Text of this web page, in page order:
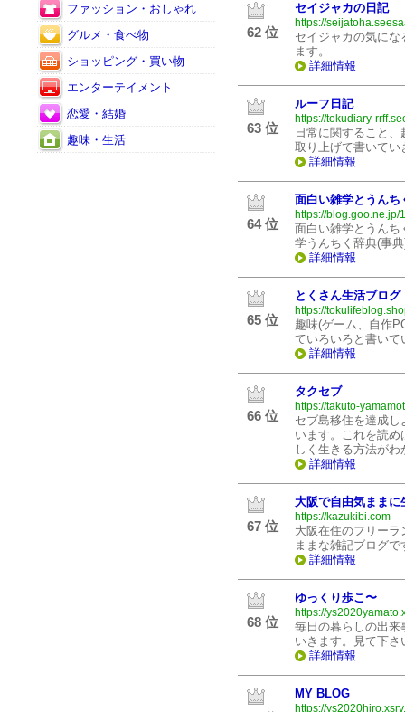
ファッション・おしゃれ
グルメ・食べ物
ショッピング・買い物
エンターテイメント
恋愛・結婚
趣味・生活
62 位
セイジャカの日記
https://
セイジャカの気に
ます。
詳細情報
63 位
ルーフ日記
https://tokudiary-
日常に関すること
取り上げて書いてい
詳細情報
64 位
面白い雑学とうんち
https://blog.goo.ne.jp/
面白い雑学とうんち
学うんちく辞典(事
詳細情報
65 位
とくさん生活ブログ
https://
趣味(ゲーム、自作
ていろいろと書いて
詳細情報
66 位
タクセブ
https://takuto-
セブ島移住を達成
います。これを読
しく生きる方法がわ
詳細情報
67 位
大阪で自由気ままに
https://kazukibi.com
大阪在住のフリー
ままな雑記ブログで
詳細情報
68 位
ゆっくり歩こ〜
https://
毎日の暮らしの出来
いきます。見て下さ
詳細情報
MY BLOG
https://